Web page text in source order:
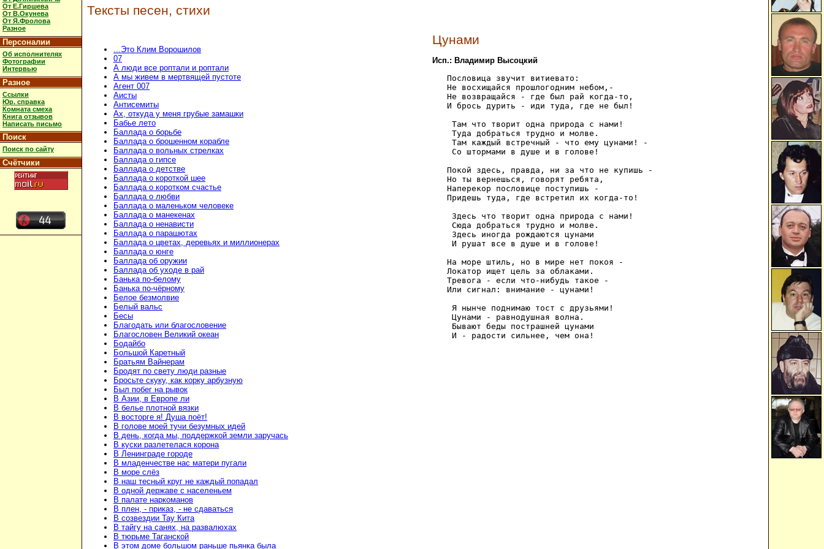
От Е.Гиршева
От В.Окунева
От Я.Фролова
Разное
Персоналии
Об исполнителях
Фотографии
Интервью
Разное
Ссылки
Юр. справка
Комната смеха
Книга отзывов
Написать письмо
Поиск
Поиск по сайту
Счётчики
Тексты песен, стихи
...Это Клим Ворошилов
07
А люди все роптали и роптали
А мы живем в мертвящей пустоте
Агент 007
Аисты
Антисемиты
Ах, откуда у меня грубые замашки
Бабье лето
Баллада о борьбе
Баллада о брошенном корабле
Баллада о вольных стрелках
Баллада о гипсе
Баллада о детстве
Баллада о короткой шее
Баллада о коротком счастье
Баллада о любви
Баллада о маленьком человеке
Баллада о манекенах
Баллада о ненависти
Баллада о парашютах
Баллада о цветах, деревьях и миллионерах
Баллада о юнге
Баллада об оружии
Баллада об уходе в рай
Банька по-белому
Банька по-чёрному
Белое безмолвие
Белый вальс
Бесы
Благодать или благословение
Благословен Великий океан
Бодайбо
Большой Каретный
Братьям Вайнерам
Бродят по свету люди разные
Бросьте скуку, как корку арбузную
Был побег на рывок
В Азии, в Европе ли
В белье плотной вязки
В восторге я! Душа поёт!
В голове моей тучи безумных идей
В день, когда мы, поддержкой земли заручась
В куски разлетелася корона
В Ленинграде городе
В младенчестве нас матери пугали
В море слёз
В наш тесный круг не каждый попадал
В одной державе с населеньем
В палате наркоманов
В плен, - приказ, - не сдаваться
В созвездии Тау Кита
В тайгу на санях, на развалюхах
В тюрьме Таганской
В этом доме большом раньше пьянка была
Цунами
Исп.: Владимир Высоцкий
   Пословица звучит витиевато:
   Не восхищайся прошлогодним небом,-
   Не возвращайся - где был рай когда-то,
   И брось дурить - иди туда, где не был!
    Там что творит одна природа с нами!
    Туда добраться трудно и молве.
    Там каждый встречный - что ему цунами! -
    Со штормами в душе и в голове!
   Покой здесь, правда, ни за что не купишь -
   Но ты вернешься, говорят ребята,
   Наперекор пословице поступишь -
   Придешь туда, где встретил их когда-то!
    Здесь что творит одна природа с нами!
    Сюда добраться трудно и молве.
    Здесь иногда рождаются цунами
    И рушат все в душе и в голове!
   На море штиль, но в мире нет покоя -
   Локатор ищет цель за облаками.
   Тревога - если что-нибудь такое -
   Или сигнал: внимание - цунами!
    Я нынче поднимаю тост с друзьями!
    Цунами - равнодушная волна.
    Бывают беды пострашней цунами
    И - радости сильнее, чем она!